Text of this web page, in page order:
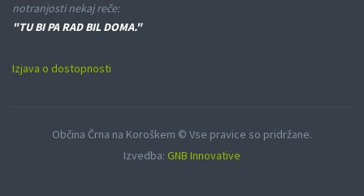
notranjosti nekaj reče:
"TU BI PA RAD BIL DOMA."
Izjava o dostopnosti
Občina Črna na Koroškem © Vse pravice so pridržane.
Izvedba: GNB Innovative